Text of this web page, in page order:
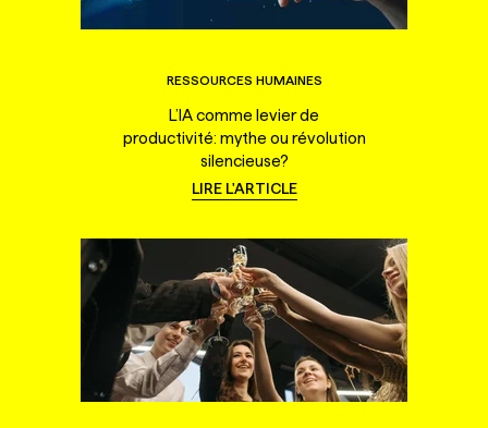
RESSOURCES HUMAINES
L’IA comme levier de
productivité: mythe ou révolution
silencieuse?
LIRE L'ARTICLE